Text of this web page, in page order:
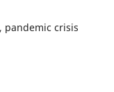
pandemic crisis